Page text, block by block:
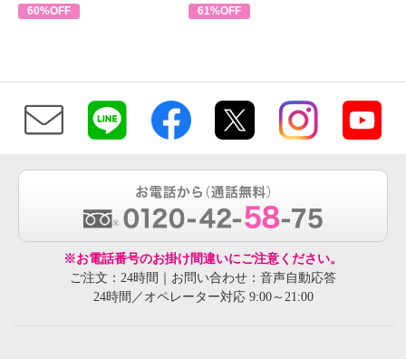
60%OFF 61%OFF
※お電話番号のお掛け間違いにご注意ください。
ご注文：24時間｜お問い合わせ：音声自動応答
24時間／オペレーター対応 9:00～21:00